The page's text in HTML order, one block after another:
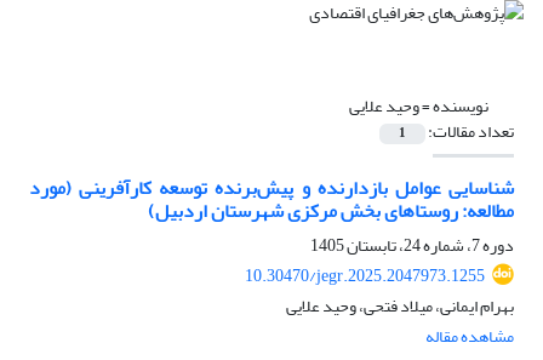
نویسنده =وحید علایی
تعداد مقالات: 1
شناسایی عوامل بازدارنده و پیش‌برنده توسعه کارآفرینی (مورد
مطالعه: روستاهای بخش مرکزی شهرستان اردبیل)
دوره 7، شماره 24، تابستان 1405
10.30470/jegr.2025.2047973.1255
بهرام ایمانی، میلاد فتحی، وحید علایی
مشاهده مقاله